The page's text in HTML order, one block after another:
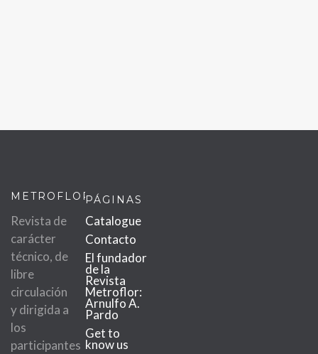
METROFLOR
Revista de
carácter
técnico, de
libre
circulación
y dirigida a
los
participantes
PÁGINAS
Catalogue
Contacto
El fundador
de la
Revista
Metroflor:
Arnulfo A.
Pardo
Get to
know us